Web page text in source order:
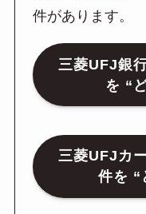
件があります。
三菱UFJ銀
を “
三菱UFJカ
件を “